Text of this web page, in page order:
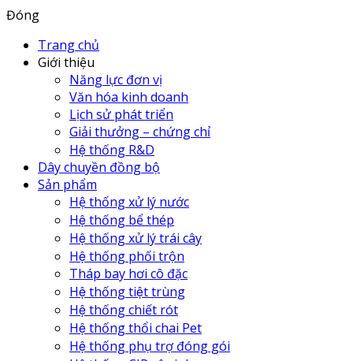
Đóng
Trang chủ
Giới thiệu
Năng lực đơn vị
Văn hóa kinh doanh
Lịch sử phát triển
Giải thưởng – chứng chỉ
Hệ thống R&D
Dây chuyền đồng bộ
Sản phẩm
Hệ thống xử lý nước
Hệ thống bể thép
Hệ thống xử lý trái cây
Hệ thống phối trộn
Tháp bay hơi cô đặc
Hệ thống tiệt trùng
Hệ thống chiết rót
Hệ thống thổi chai Pet
Hệ thống phụ trợ đóng gói